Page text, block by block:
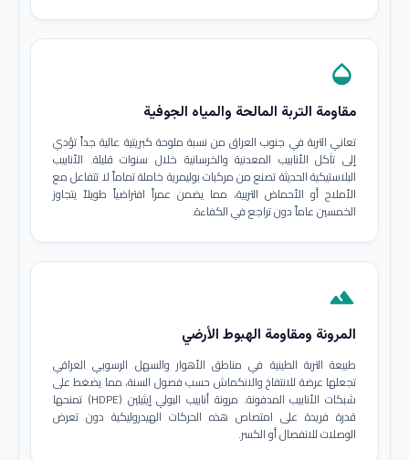
opacity
مقاومة التربة المالحة والمياه الجوفية
تعاني التربة في جنوب العراق من نسبة ملوحة كبريتية عالية جداً تؤدي
إلى تآكل الأنابيب المعدنية والخرسانية خلال سنوات قليلة. الأنابيب
البلاستيكية الحديثة تصنع من مركبات بوليمرية خاملة تماماً لا تتفاعل مع
الأملاح أو الأحماض التربية، مما يضمن عمراً افتراضياً طويلاً يتجاوز
الخمسين عاماً دون تراجع في الكفاءة.
terrain
المرونة ومقاومة الهبوط الأرضي
طبيعة التربة الطينية في مناطق الأهوار والسهل الرسوبي العراقي
تجعلها عرضة للانتفاخ والانكماش حسب فصول السنة، مما يضغط على
شبكات الأنابيب المدفونة. مرونة أنابيب البولي إيثيلين (HDPE) تمنحها
قدرة فريدة على امتصاص هذه الحركات الهيدروليكية دون تعرض
الوصلات للانفصال أو الكسر.